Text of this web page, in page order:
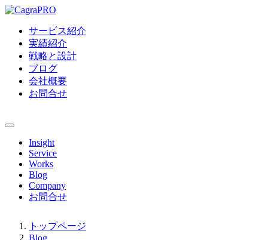
サービス紹介
実績紹介
戦略と設計
ブログ
会社概要
お問合せ
Insight
Service
Works
Blog
Company
お問合せ
トップページ
Blog